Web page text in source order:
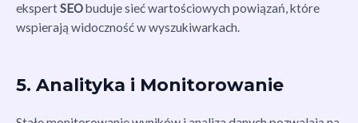
ekspertSEObuduje sieć wartościowych powiązań, które
wspierają widoczność w wyszukiwarkach.
5. Analityka i Monitorowanie